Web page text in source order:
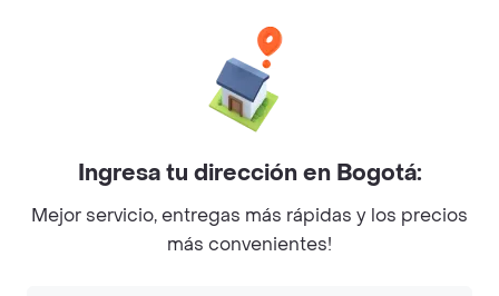
Facebook
Twitter
Instagram
©2026Rappi Inc. All rights reserved.
Ingresa tu dirección en Bogotá:
Mejor servicio, entregas más rápidas y los precios
más convenientes!